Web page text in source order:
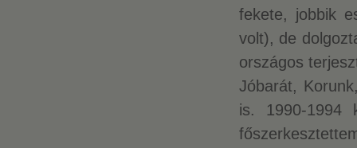
fekete, jobbik
volt), de
országos
Jóbarát,
is. 1990-1994